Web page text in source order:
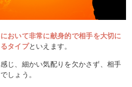
おいて非常に献身的で相手を大切に
タイプといえます。
じ、細かい気配りを欠かさず、相手
しょう。